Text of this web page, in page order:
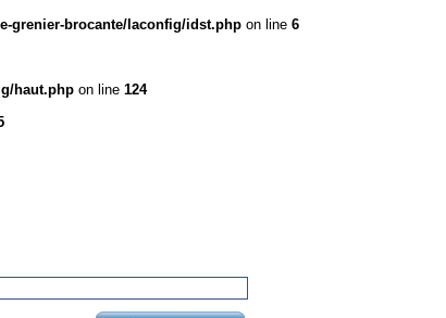
grenier-brocante/laconfig/idst.php on line 6
haut.php on line 124